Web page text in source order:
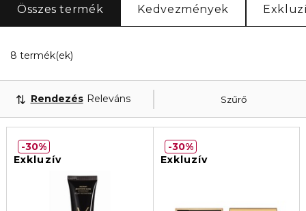
Összes termék Kedvezmények
8 termék(ek)
Szűrő
Rendezés Releváns
Exkluzív
30%
Exkluzív
30%